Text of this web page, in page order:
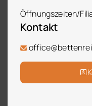
Öffnungszeiten/
Kontakt